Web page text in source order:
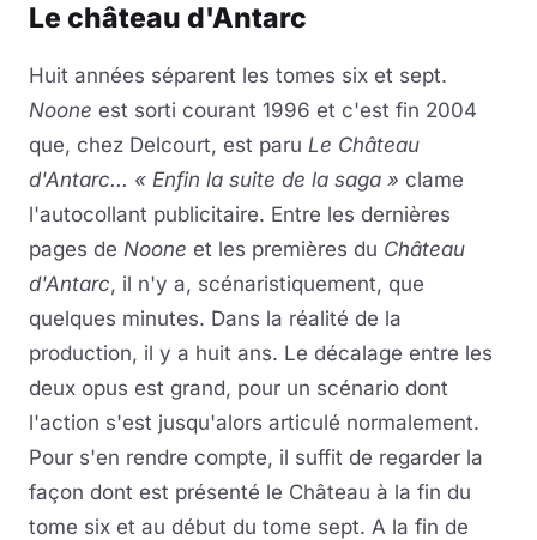
Le château d'Antarc
Huit années séparent les tomes six et sept.
Noone est sorti courant 1996 et c'est fin 2004
que, chez Delcourt, est paru Le Château
d'Antarc... « Enfin la suite de la saga » clame
l'autocollant publicitaire. Entre les dernières
pages de Noone et les premières du Château
d'Antarc, il n'y a, scénaristiquement, que
quelques minutes. Dans la réalité de la
production, il y a huit ans. Le décalage entre les
deux opus est grand, pour un scénario dont
l'action s'est jusqu'alors articulé normalement.
Pour s'en rendre compte, il suffit de regarder la
façon dont est présenté le Château à la fin du
tome six et au début du tome sept. A la fin de